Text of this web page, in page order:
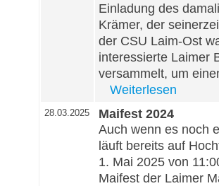
Einladung des
Krämer, der
der CSU Laim-Ost
interessierte Laimer
versammelt, um
Weiterlesen
28.03.2025
Maifest 2024
Auch wenn es noch
läuft bereits auf
1. Mai 2025 von
Maifest der Laimer